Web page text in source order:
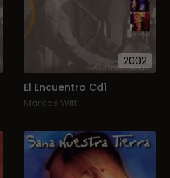
2002
El Encuentro Cd1
Marcos Witt